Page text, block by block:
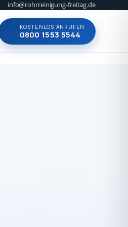
info@rohrreinigung-freitag.de
KOSTENLOS ANRUFEN
0800 1553 5544